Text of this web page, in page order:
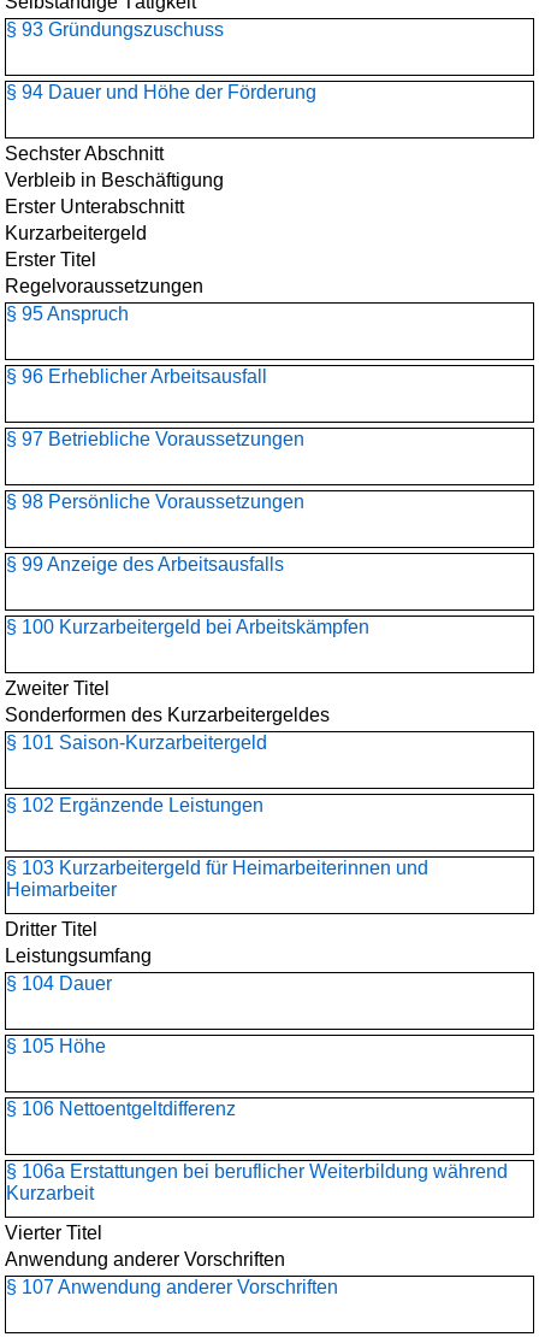
§ 93 Gründungszuschuss
§ 94 Dauer und Höhe der Förderung
Sechster Abschnitt
Verbleib in Beschäftigung
Erster Unterabschnitt
Kurzarbeitergeld
Erster Titel
Regelvoraussetzungen
§ 95 Anspruch
§ 96 Erheblicher Arbeitsausfall
§ 97 Betriebliche Voraussetzungen
§ 98 Persönliche Voraussetzungen
§ 99 Anzeige des Arbeitsausfalls
§ 100 Kurzarbeitergeld bei Arbeitskämpfen
Zweiter Titel
Sonderformen des Kurzarbeitergeldes
§ 101 Saison-Kurzarbeitergeld
§ 102 Ergänzende Leistungen
§ 103 Kurzarbeitergeld für Heimarbeiterinnen und
Heimarbeiter
Dritter Titel
Leistungsumfang
§ 104 Dauer
§ 105 Höhe
§ 106 Nettoentgeltdifferenz
§ 106a Erstattungen bei beruflicher Weiterbildung während
Kurzarbeit
Vierter Titel
Anwendung anderer Vorschriften
§ 107 Anwendung anderer Vorschriften